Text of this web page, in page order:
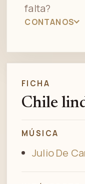
falta?
CONTANOS
FICHA
Chile
MÚSICA
Julio De